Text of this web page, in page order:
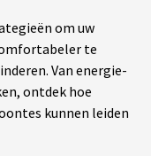
om uw
te
Van energie-
ontdek hoe
kunnen leiden